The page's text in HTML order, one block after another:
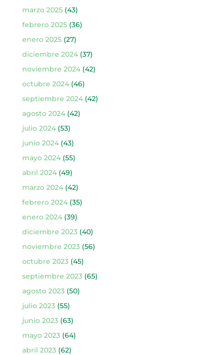
marzo 2025(43)
febrero 2025(36)
enero 2025(27)
diciembre 2024(37)
noviembre 2024(42)
octubre 2024(46)
septiembre 2024(42)
agosto 2024(42)
julio 2024(53)
junio 2024(43)
mayo 2024(55)
abril 2024(49)
marzo 2024(42)
febrero 2024(35)
enero 2024(39)
diciembre 2023(40)
noviembre 2023(56)
octubre 2023(45)
septiembre 2023(65)
agosto 2023(50)
julio 2023(55)
junio 2023(63)
mayo 2023(64)
abril 2023(62)